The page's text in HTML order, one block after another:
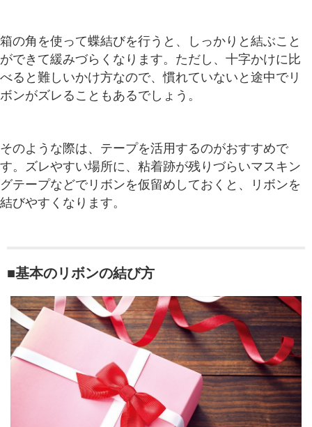
箱の角を使って蝶結びを行うと、しっかりと結ぶこと
ができて緩みづらくなります。ただし、十字かけに比
べると難しいかけ方なので、慣れていないと途中でリ
ボンがズレることもあるでしょう。
そのような際は、テープを活用するのがおすすめで
す。ズレやすい場所に、粘着跡が残りづらいマスキン
グテープなどでリボンを仮留めしておくと、リボンを
結びやすくなります。
■基本のリボンの結び方